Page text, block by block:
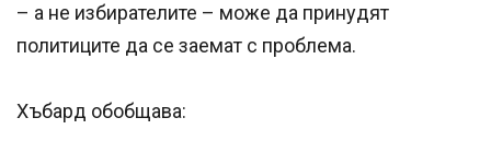
– а не избирателите – може да принудят
политиците да се заемат с проблема.
Хъбард обобщава: